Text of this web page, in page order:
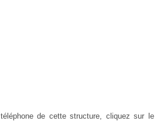
de cette structure, cliquez sur le